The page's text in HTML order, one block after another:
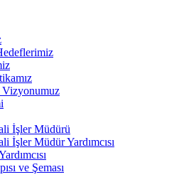
İşler Müdürü
İşler Müdür Yardımcısı
ve Şeması